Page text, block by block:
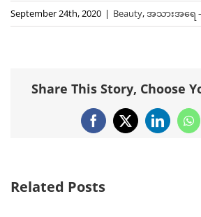
September 24th, 2020 | Beauty,အသားအရေ –
Share This Story, Choose
Facebook
X LinkedIn
Related Posts